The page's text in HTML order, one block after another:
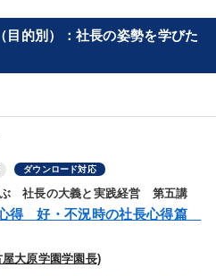
家のロマンと経営
目的別）：社長の姿勢を学びた
ダウンロード対応
ぶ 社長の大義と実践経営 第五講
得 好・不況時の社長心得篇
大原学園学園長)